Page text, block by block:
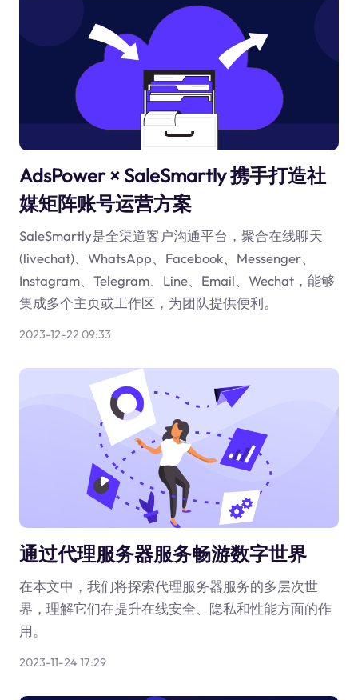
AdsPower × SaleSmartly 携手打造社
媒矩阵账号运营方案
SaleSmartly是全渠道客户沟通平台，聚合在线聊天
(livechat)、WhatsApp、Facebook、Messenger、
Instagram、Telegram、Line、Email、Wechat，能够
集成多个主页或工作区，为团队提供便利。
2023-12-22 09:33
通过代理服务器服务畅游数字世界
在本文中，我们将探索代理服务器服务的多层次世
界，理解它们在提升在线安全、隐私和性能方面的作
用。
2023-11-24 17:29